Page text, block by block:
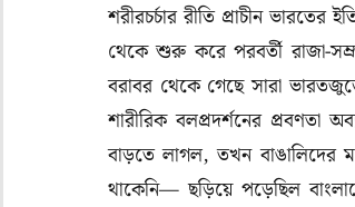
শরীরচর্চার রীতি প্রাচীন ভারতের
থেকে শুরু করে পরবর্তী রাজা-
বরাবর থেকে গেছে সারা
শারীরিক বলপ্রদর্শনের প্রবণতা
বাড়তে লাগল, তখন বাঙালিদের
থাকেনি— ছড়িয়ে পড়েছিল